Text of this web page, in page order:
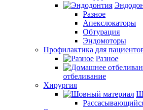
Разное
Апекслокаторы
Обтурация
Эндомоторы
Профилактика для
Разное
отбеливание
Хирургия